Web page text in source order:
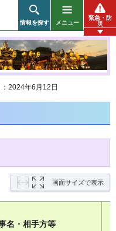
情報を探す メニュー
緊急・防
災
2024年6月12日
画面サイズで表示
名・相手方等